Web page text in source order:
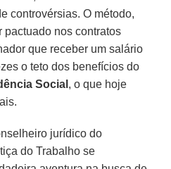
controvérsias. O método,
pactuado nos contratos
que receber um salário
o teto dos benefícios do
Social , o que hoje
jurídico do
do Trabalho se